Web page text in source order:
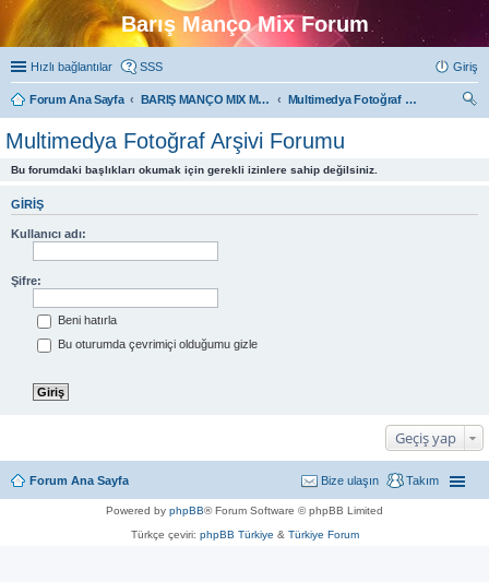
Barış Manço Mix Forum
Hızlı bağlantılar SSS Giriş
Forum Ana Sayfa BARIŞ MANÇO MIX MULTIMEDYA FORUMLARI
Multimedya Fotoğraf Arşivi Forumu
Multimedya Fotoğraf Arşivi Forumu
Bu forumdaki başlıkları okumak için gerekli izinlere sahip değilsiniz.
GIRIŞ
Kullanıcı adı:
Şifre:
Beni hatırla
Bu oturumda çevrimiçi olduğumu gizle
Geçiş yap
Forum Ana Sayfa Takım
Bize ulaşın
Powered by phpBB® Forum Software © phpBB Limited
Türkçe çeviri: phpBB Türkiye & Türkiye Forum